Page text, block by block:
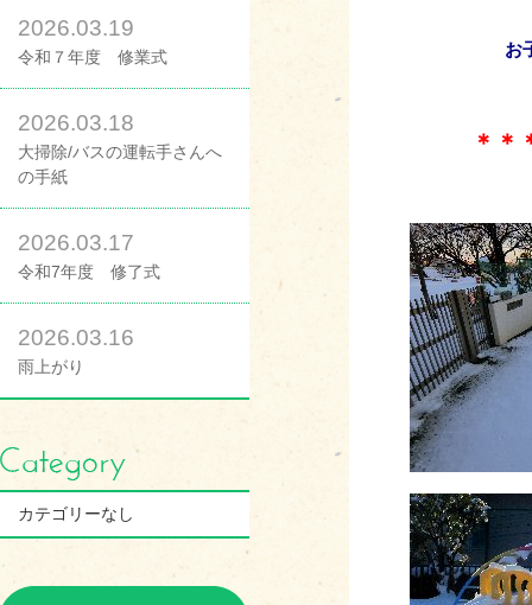
2026.03.19
令和７年度 修業式
2026.03.18
大掃除/バスの運転手さんへ
の手紙
2026.03.17
令和7年度 修了式
2026.03.16
雨上がり
カテゴリーなし
お
＊＊